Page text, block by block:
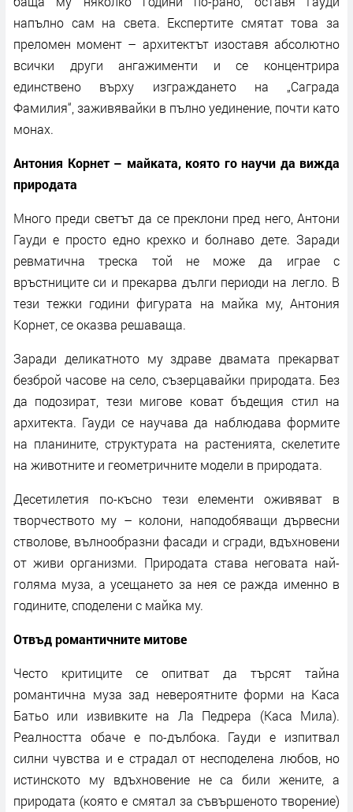
напълно сам на света. Експертите смятат това за
преломен момент – архитектът изоставя абсолютно
всички други ангажименти и се концентрира
единствено върху изграждането на „Саграда
Фамилия“, заживявайки в пълно уединение, почти като
монах.
Антония Корнет – майката, която го научи да вижда
природата
Много преди светът да се преклони пред него, Антони
Гауди е просто едно крехко и болнаво дете. Заради
ревматична треска той не може да играе с
връстниците си и прекарва дълги периоди на легло. В
тези тежки години фигурата на майка му, Антония
Корнет, се оказва решаваща.
Заради деликатното му здраве двамата прекарват
безброй часове на село, съзерцавайки природата. Без
да подозират, тези мигове коват бъдещия стил на
архитекта. Гауди се научава да наблюдава формите
на планините, структурата на растенията, скелетите
на животните и геометричните модели в природата.
Десетилетия по-късно тези елементи оживяват в
творчеството му – колони, наподобяващи дървесни
стволове, вълнообразни фасади и сгради, вдъхновени
от живи организми. Природата става неговата най-
голяма муза, а усещането за нея се ражда именно в
годините, споделени с майка му.
Отвъд романтичните митове
Често критиците се опитват да търсят тайна
романтична муза зад невероятните форми на Каса
Батьо или извивките на Ла Педрера (Каса Мила).
Реалността обаче е по-дълбока. Гауди е изпитвал
силни чувства и е страдал от несподелена любов, но
истинското му вдъхновение не са били жените, а
природата (която е смятал за съвършеното творение)